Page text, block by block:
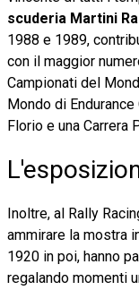
scuderia Martini
1988 e 1989,
con il maggior
Campionati del
Mondo di
Florio e una Carrera
Inoltre, al Rally
ammirare la mostra
1920 in poi, hanno
regalando momenti